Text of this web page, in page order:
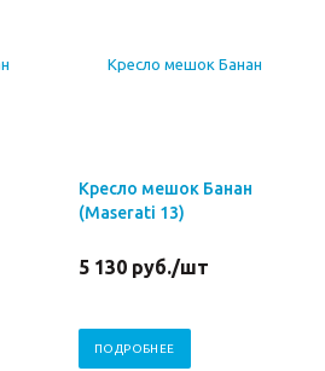
Кресло мешок Банан
(Maserati 13)
5 130 руб./шт
ПОДРОБНЕЕ